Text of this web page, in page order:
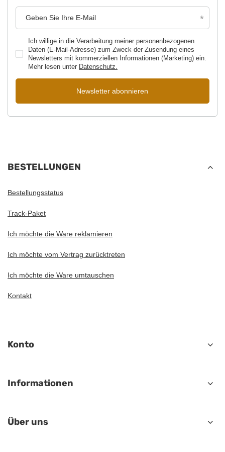
Geben Sie Ihre E-Mail
Ich willige in die Verarbeitung meiner personenbezogenen
Daten (E-Mail-Adresse) zum Zweck der Zusendung eines
Newsletters mit kommerziellen Informationen (Marketing) ein.
Mehr lesen unter Datenschutz.
Newsletter abonnieren
BESTELLUNGEN
Bestellungsstatus
Track-Paket
Ich möchte die Ware reklamieren
Ich möchte vom Vertrag zurücktreten
Ich möchte die Ware umtauschen
Kontakt
Konto
Informationen
Über uns